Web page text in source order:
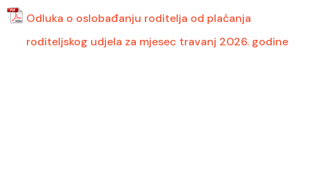
Odluka o oslobađanju roditelja od plaćanja
roditeljskog udjela za mjesec travanj 2026. godine